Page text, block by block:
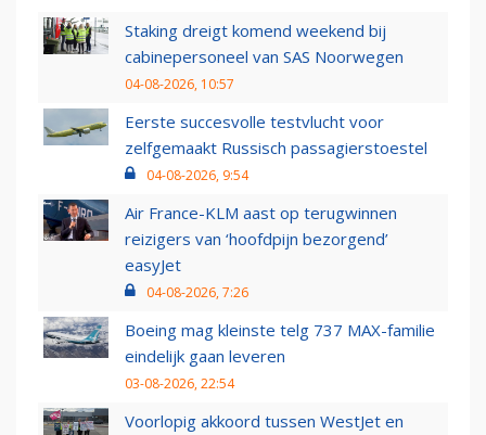
Staking dreigt komend weekend bij
cabinepersoneel van SAS Noorwegen
04-08-2026, 10:57
Eerste succesvolle testvlucht voor
zelfgemaakt Russisch passagierstoestel
04-08-2026, 9:54
Air France-KLM aast op terugwinnen
reizigers van ‘hoofdpijn bezorgend’
easyJet
04-08-2026, 7:26
Boeing mag kleinste telg 737 MAX-familie
eindelijk gaan leveren
03-08-2026, 22:54
Voorlopig akkoord tussen WestJet en